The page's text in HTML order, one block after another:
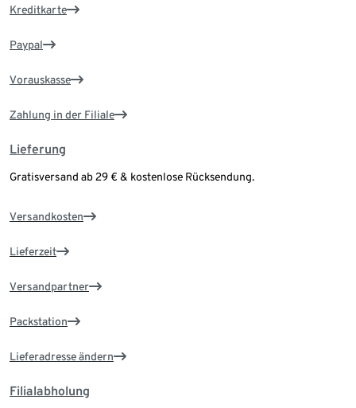
Kreditkarte
Paypal
Vorauskasse
Zahlung in der Filiale
Lieferung
Gratisversand ab 29 € & kostenlose Rücksendung.
Versandkosten
Lieferzeit
Versandpartner
Packstation
Lieferadresse ändern
Filialabholung